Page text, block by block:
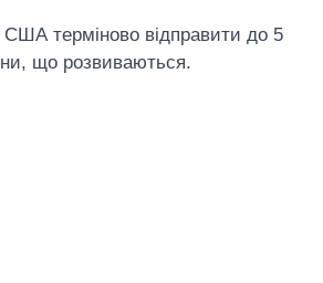
терміново відправити до 5
що розвиваються.
за роки
незалежності